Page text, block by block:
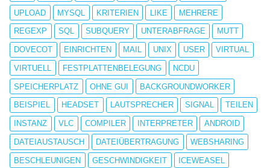
UPLOAD MYSQL KRITERIEN LIKE MEHRERE
REGEXP SQL SUBQUERY UNTERABFRAGE MUTT
DOVECOT EINRICHTEN MAIL UNIX USER VIRTUAL
VIRTUELL FESTPLATTENBELEGUNG NCDU
SPEICHERPLATZ OHNE GUI BACKGROUNDWORKER
BEISPIEL HEADSET LAUTSPRECHER SIGNAL TEILEN
INSTANZ VLC COMPILER INTERPRETER ANDROID
DATEIAUSTAUSCH DATEIÜBERTRAGUNG WEBSHARING
BESCHLEUNIGEN GESCHWINDIGKEIT ICEWEASEL